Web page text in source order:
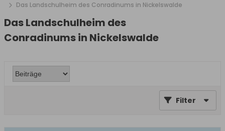
Das Landschulheim des Conradinums in Nickelswalde
Das Landschulheim des
Conradinums in Nickelswalde
Filter